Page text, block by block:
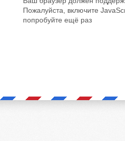
Пожалуйста, включите
попробуйте ещё раз